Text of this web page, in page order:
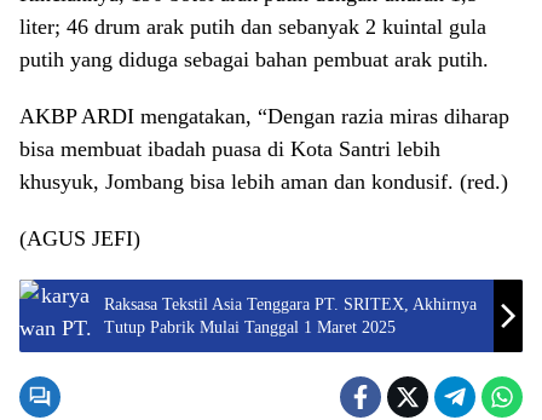
liter; 46 drum arak putih dan sebanyak 2 kuintal gula
putih yang diduga sebagai bahan pembuat arak putih.
AKBP ARDI mengatakan, “Dengan razia miras diharap
bisa membuat ibadah puasa di Kota Santri lebih
khusyuk, Jombang bisa lebih aman dan kondusif. (red.)
(AGUS JEFI)
Raksasa Tekstil Asia Tenggara PT. SRITEX, Akhirnya
Tutup Pabrik Mulai Tanggal 1 Maret 2025